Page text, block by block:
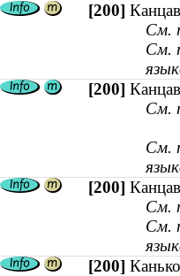
[200]
См.
См.
[200]
См.
См.
[200]
См.
См.
[200]